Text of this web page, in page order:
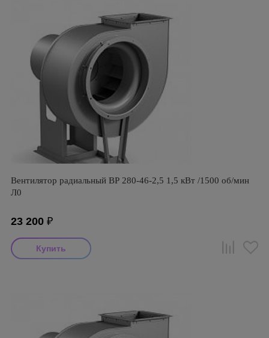
Вентилятор радиальный ВР 280-46-2,5 1,5 кВт /1500 об/мин
Л0
23 200 ₽